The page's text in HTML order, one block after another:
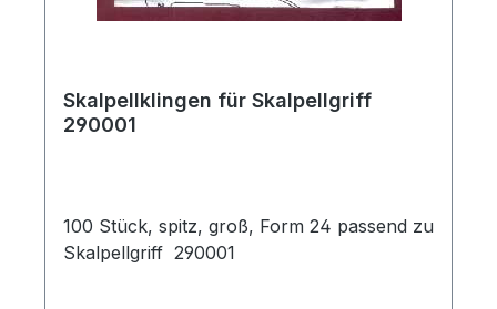
Skalpellklingen für Skalpellgriff
290001
100 Stück, spitz, groß, Form 24 passend zu
Skalpellgriff 290001